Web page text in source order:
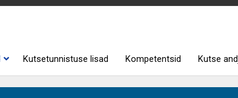
Kutsetunnistuse lisad Kompetentsid Kutse